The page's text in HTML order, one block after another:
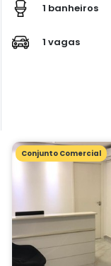
1 banheiros
1 vagas
Conjunto Comercial